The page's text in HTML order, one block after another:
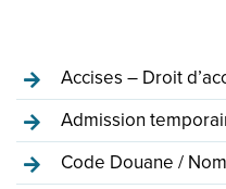
Accises – Droit
Admission
Code Douane /